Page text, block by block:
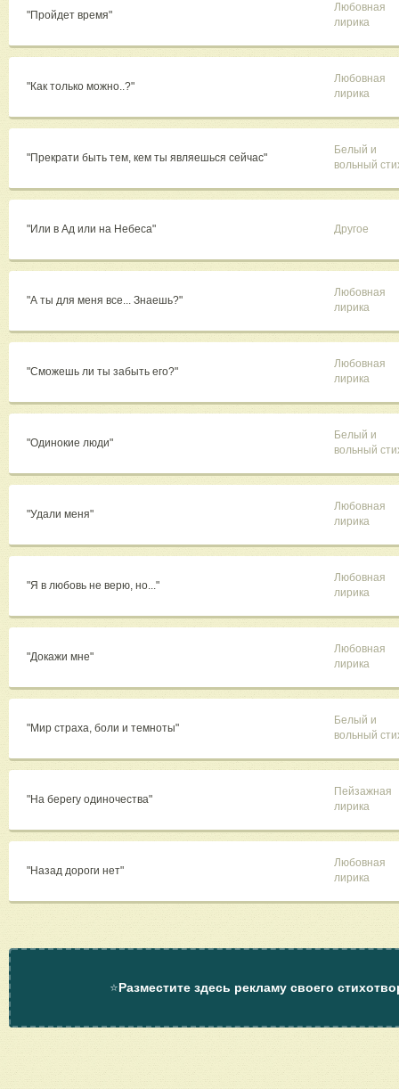
"Пройдет время"
Любовная
лирика
"Как только можно..?"
Любовная
лирика
"Прекрати быть тем, кем ты являешься сейчас"
Белый и
вольный
"Или в Ад или на Небеса" Другое
"А ты для меня все... Знаешь?"
Любовная
лирика
"Сможешь ли ты забыть его?"
Любовная
лирика
"Одинокие люди"
Белый и
вольный
"Удали меня"
Любовная
лирика
"Я в любовь не верю, но..."
Любовная
лирика
"Докажи мне"
Любовная
лирика
"Мир страха, боли и темноты"
Белый и
вольный
"На берегу одиночества"
Пейзажная
лирика
"Назад дороги нет"
Любовная
лирика
⭐Разместите здесь рекламу своего